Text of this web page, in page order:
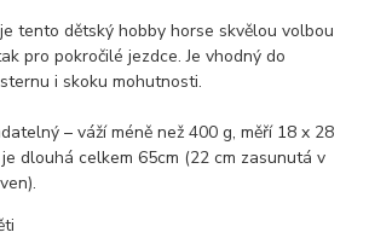
tento dětský hobby horse skvělou volbou
pro pokročilé jezdce. Je vhodný do
i skoku mohutnosti.
– váží méně než 400 g, měří 18 x 28
dlouhá celkem 65cm (22 cm zasunutá v